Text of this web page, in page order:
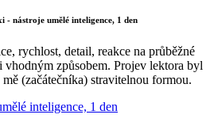
- nástroje umělé inteligence, 1 den
rychlost, detail, reakce na průběžné
vhodným způsobem. Projev lektora byl
(začátečníka) stravitelnou formou.
inteligence, 1 den